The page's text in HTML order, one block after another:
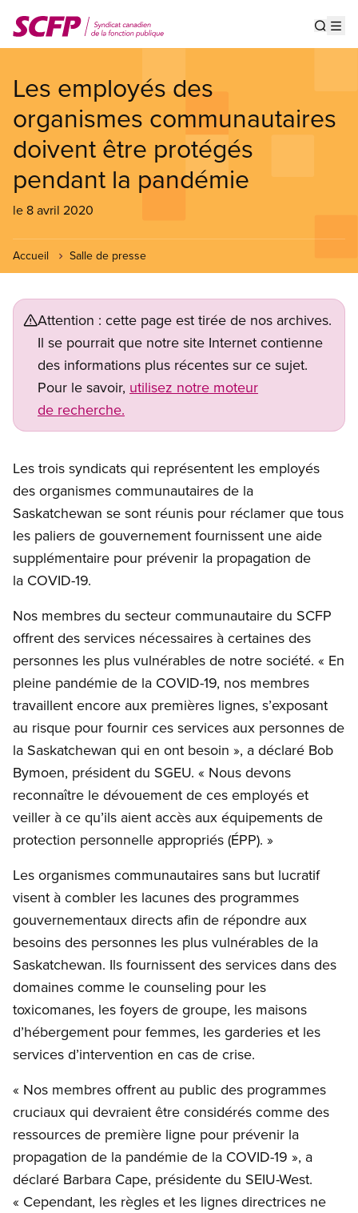
au
contenu
Les employés des
organismes communautaires
doivent être protégés
pendant la pandémie
le 8 avril 2020
Accueil Salle de presse
Attention : cette page est tirée de nos archives.
Il se pourrait que notre site Internet contienne
des informations plus récentes sur ce sujet.
Pour le savoir, utilisez notre moteur
de recherche.
Les trois syndicats qui représentent les employés
des organismes communautaires de la
Saskatchewan se sont réunis pour réclamer que tous
les paliers de gouvernement fournissent une aide
supplémentaire pour prévenir la propagation de
la COVID-19.
Nos membres du secteur communautaire du SCFP
offrent des services nécessaires à certaines des
personnes les plus vulnérables de notre société. « En
pleine pandémie de la COVID-19, nos membres
travaillent encore aux premières lignes, s’exposant
au risque pour fournir ces services aux personnes de
la Saskatchewan qui en ont besoin », a déclaré Bob
Bymoen, président du SGEU. « Nous devons
reconnaître le dévouement de ces employés et
veiller à ce qu’ils aient accès aux équipements de
protection personnelle appropriés (ÉPP). »
Les organismes communautaires sans but lucratif
visent à combler les lacunes des programmes
gouvernementaux directs afin de répondre aux
besoins des personnes les plus vulnérables de la
Saskatchewan. Ils fournissent des services dans des
domaines comme le counseling pour les
toxicomanes, les foyers de groupe, les maisons
d’hébergement pour femmes, les garderies et les
services d’intervention en cas de crise.
« Nos membres offrent au public des programmes
cruciaux qui devraient être considérés comme des
ressources de première ligne pour prévenir la
propagation de la pandémie de la COVID-19 », a
déclaré Barbara Cape, présidente du SEIU-West.
« Cependant, les règles et les lignes directrices ne